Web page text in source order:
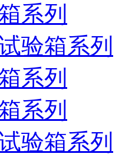
系列
验箱系列
系列
系列
验箱系列